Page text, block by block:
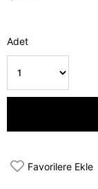
Adet
Favorilere Ekle